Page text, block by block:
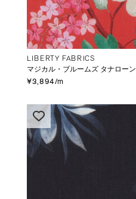
LIBERTY FABRICS
マジカル・ブルームズ タナローン
¥3,894/m